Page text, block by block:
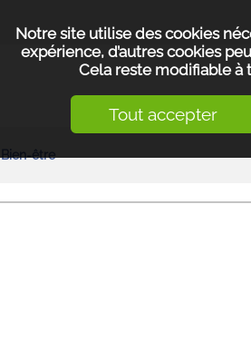
Notre site utilise des cookies
expérience, d’autres cookies
Cela reste modifiable
Tout accepter
Bien-être